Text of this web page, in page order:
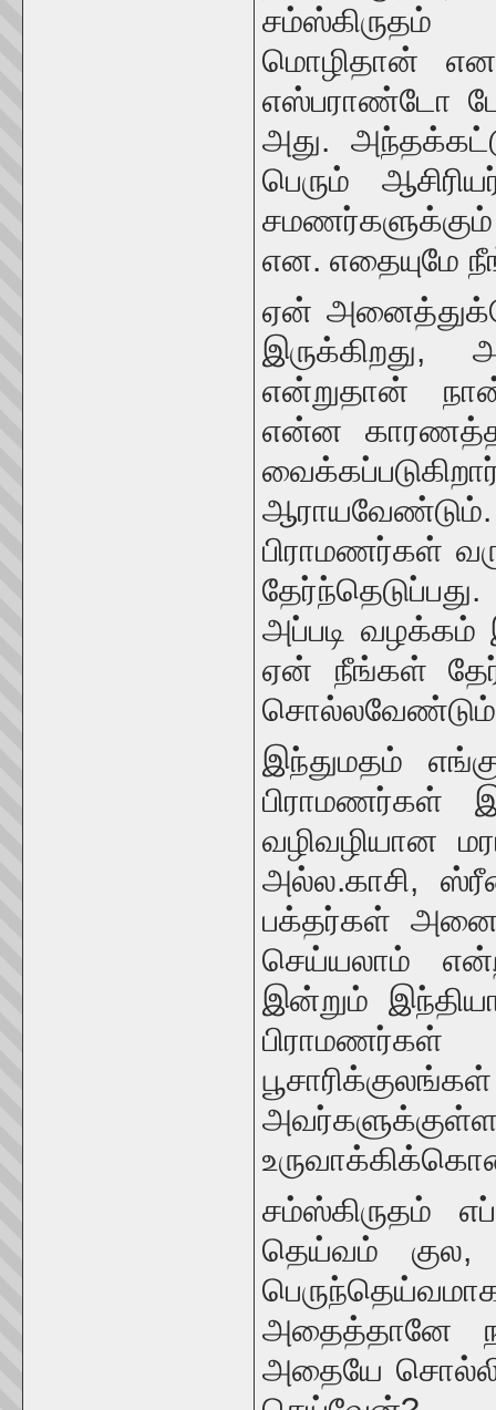
சம்ஸ்கிருதம்
மொழிதான்
எஸ்பராண்டோ
அது.
பெரும்
என. எதையுமே
ஏன்
என்றுதான்
என்ன
ஆராயவேண்டும்.
பிராமணர்கள்
அப்படி
ஏன் நீங்கள்
இந்துமதம்
பிராமணர்கள்
வழிவழியான
அல்ல.காசி,
பக்தர்கள்
செய்யலாம்
இன்றும்
சம்ஸ்கிருதம்
தெய்வம் குல,
அதைத்தானே
அதையே